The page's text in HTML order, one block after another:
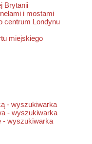
Brytanii
i mostami
centrum Londynu
miejskiego
- wyszukiwarka
- wyszukiwarka
- wyszukiwarka